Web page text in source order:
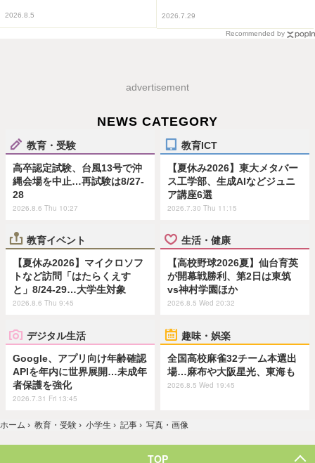
2026.8.5 2026.7.29
Recommended by
advertisement
NEWS CATEGORY
教育・受験
高卒認定試験、台風13号で沖
縄会場を中止…再試験は8/27-
28
2026.8.6 Thu 10:27
教育ICT
【夏休み2026】東大メタバー
ス工学部、生成AIなどジュニ
ア講座6選
2026.7.30 Thu 11:15
教育イベント
【夏休み2026】マイクロソフ
トなど訪問「はたらくえす
と」8/24-29…大学生対象
2026.8.6 Thu 9:45
生活・健康
【高校野球2026夏】仙台育英
が開幕戦勝利、第2日は東筑
vs神村学園ほか
2026.8.5 Wed 20:32
デジタル生活
Google、アプリ向け年齢確認
APIを年内に世界展開…未成年
者保護を強化
2026.7.31 Fri 13:45
趣味・娯楽
全国高校麻雀32チーム本選出
場…麻布や大阪星光、東海も
2026.8.5 Wed 19:45
ホーム › 教育・受験 › 小学生 › 記事 › 写真・画像
TOP